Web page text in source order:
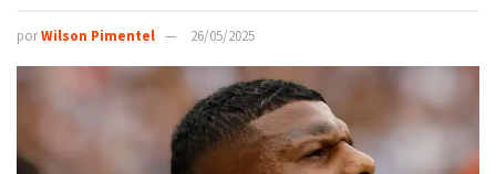
porWilson Pimentel 26/05/2025